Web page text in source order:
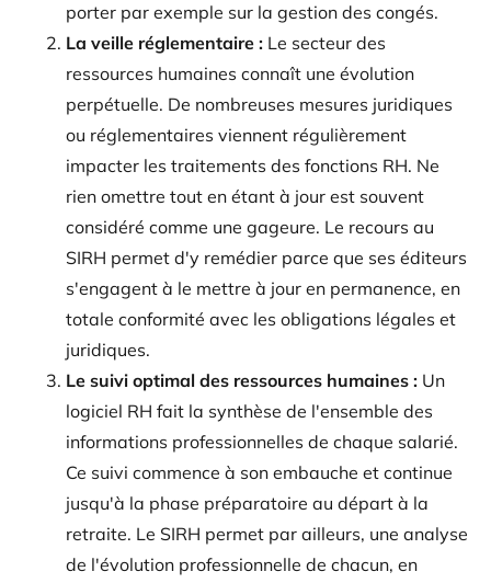
porter par exemple sur la gestion des congés.
La veille réglementaire : Le secteur des
ressources humaines connaît une évolution
perpétuelle. De nombreuses mesures juridiques
ou réglementaires viennent régulièrement
impacter les traitements des fonctions RH. Ne
rien omettre tout en étant à jour est souvent
considéré comme une gageure. Le recours au
SIRH permet d'y remédier parce que ses éditeurs
s'engagent à le mettre à jour en permanence, en
totale conformité avec les obligations légales et
juridiques.
Le suivi optimal des ressources humaines : Un
logiciel RH fait la synthèse de l'ensemble des
informations professionnelles de chaque salarié.
Ce suivi commence à son embauche et continue
jusqu'à la phase préparatoire au départ à la
retraite. Le SIRH permet par ailleurs, une analyse
de l'évolution professionnelle de chacun, en